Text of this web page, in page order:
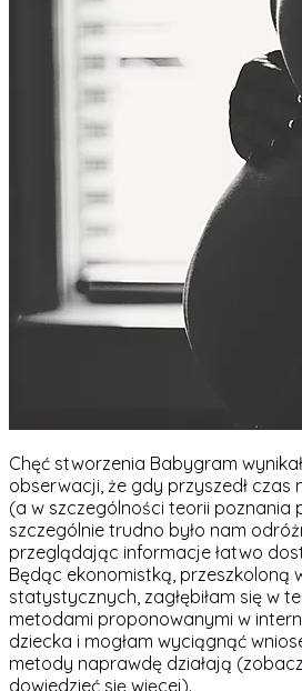
Chęć stworzenia Babygram
obserwacji, że gdy przyszedł czas
(a w szczególności teorii poznania
szczególnie trudno było nam
przeglądając informacje łatwo
Będąc ekonomistką, przeszkoloną
statystycznych, zagłębiłam się w
metodami proponowanymi w
dziecka i mogłam wyciągnąć
metody naprawdę działają (zobacz
dowiedzieć się więcej).